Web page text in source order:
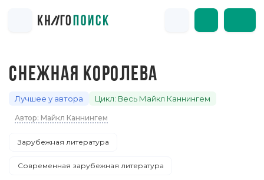
СНЕЖНАЯ КОРОЛЕВА
Лучшее у автора Цикл: Весь Майкл Каннингем
Автор: Майкл Каннингем
Зарубежная литература
Современная зарубежная литература